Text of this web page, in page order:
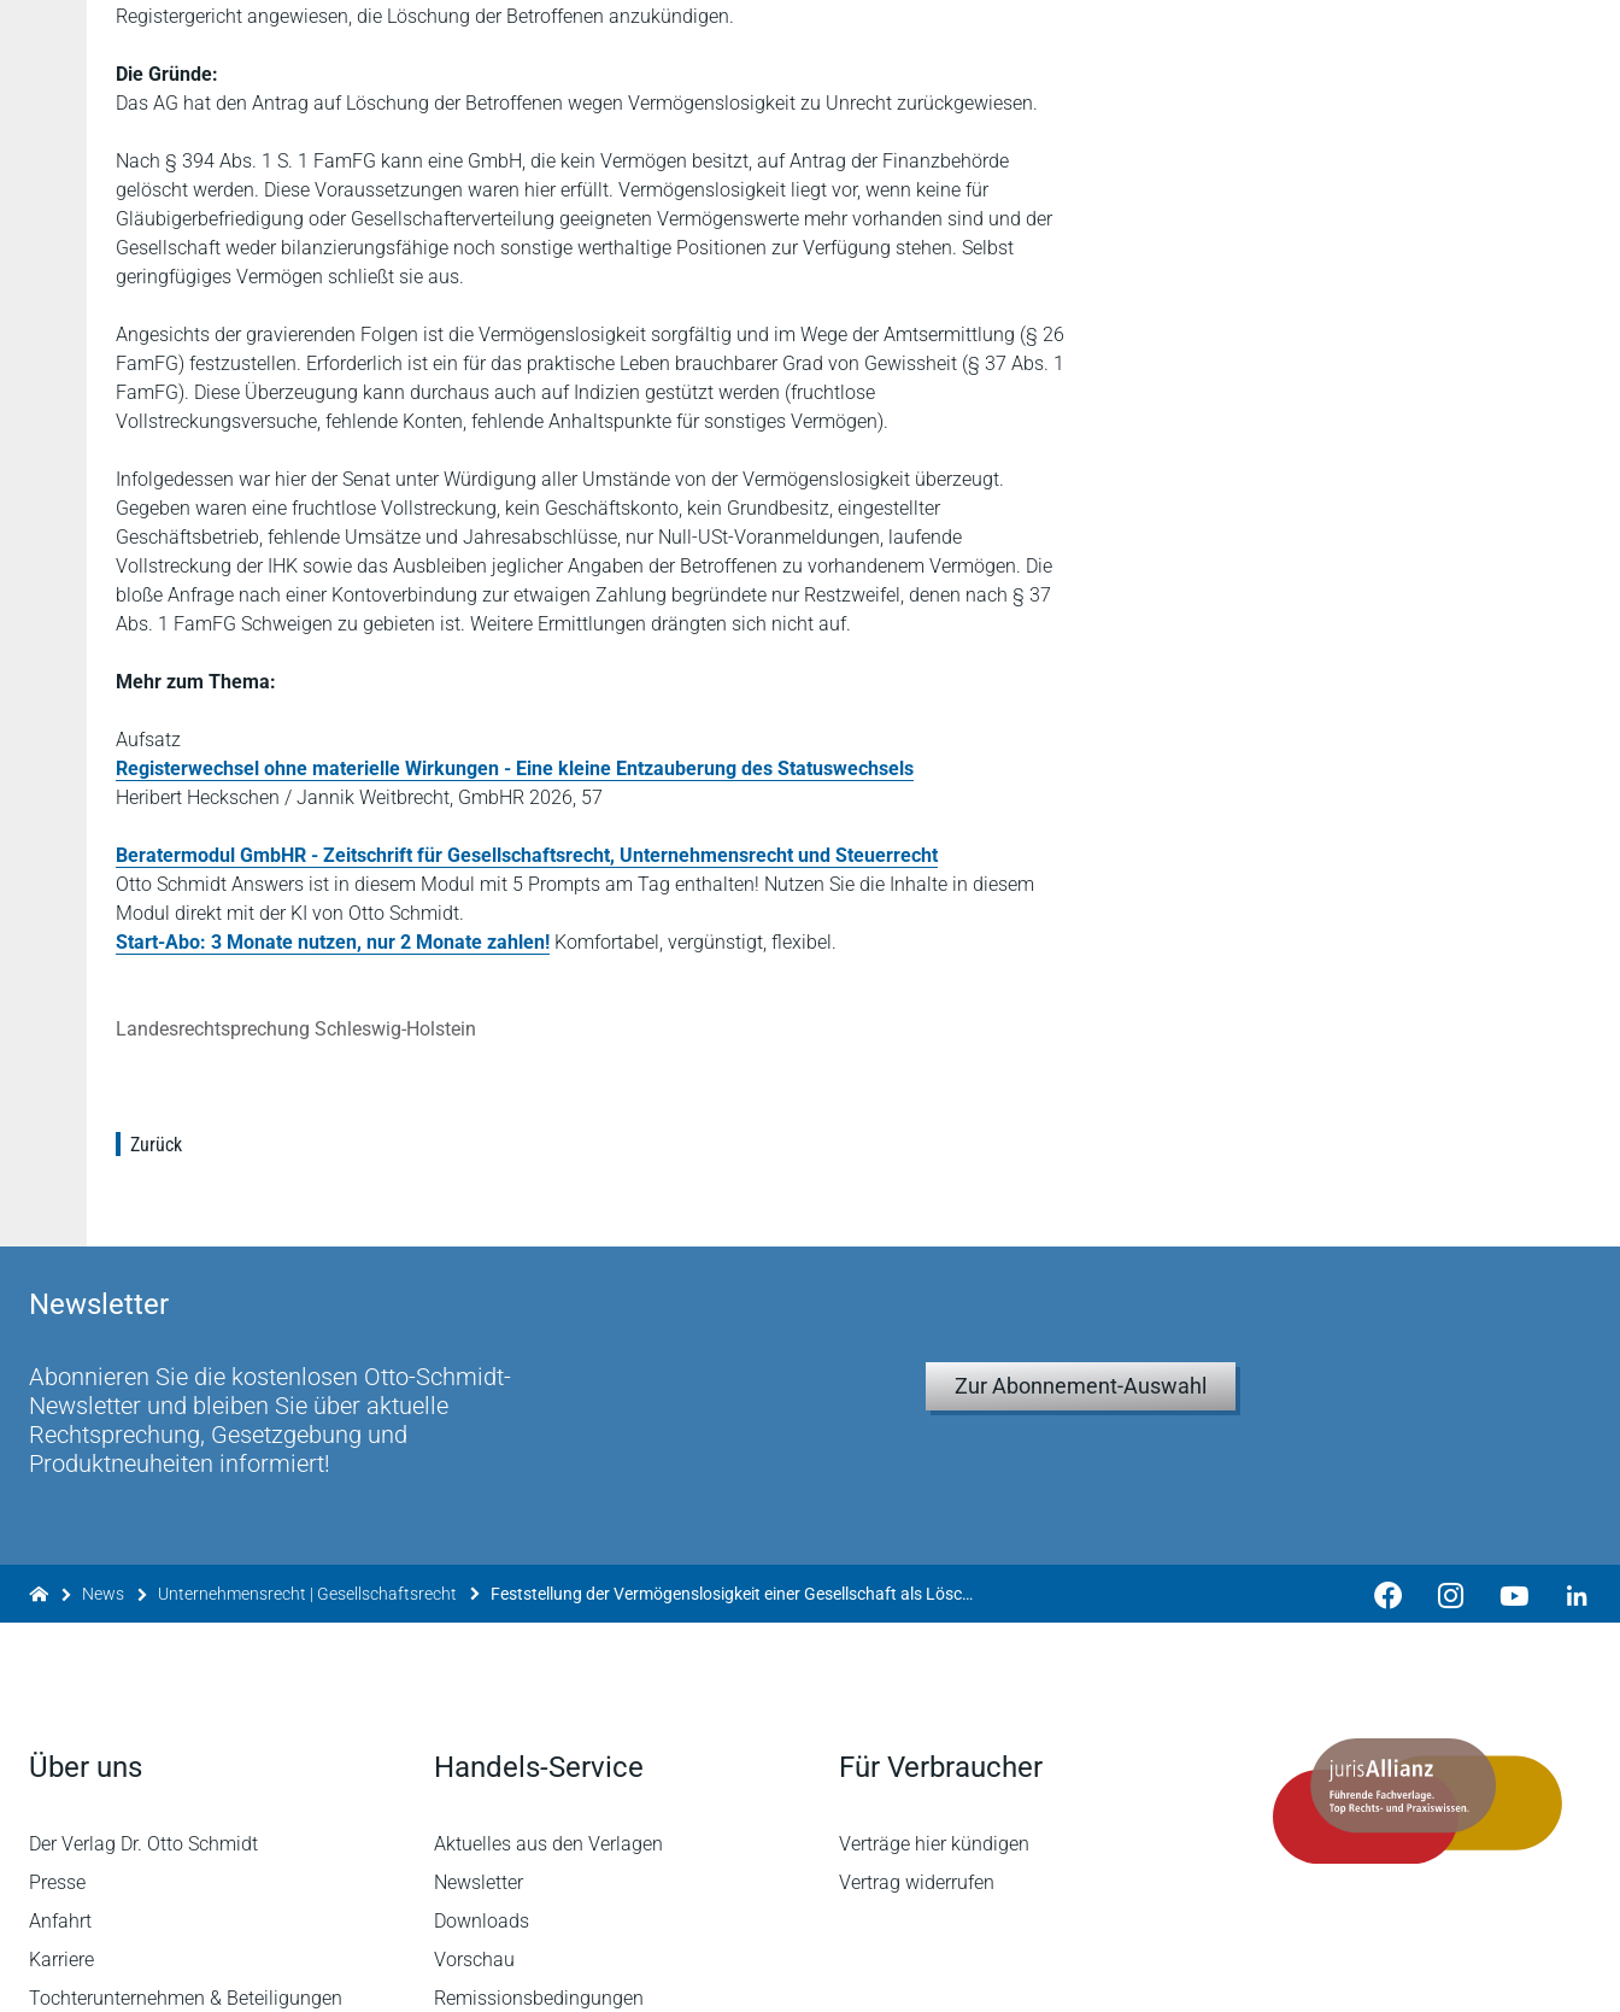
Registergericht angewiesen, die Löschung der Betroffenen anzukündigen.
Die Gründe:
Das AG hat den Antrag auf Löschung der Betroffenen wegen Vermögenslosigkeit zu Unrecht zurückgewiesen.
Nach § 394 Abs. 1 S. 1 FamFG kann eine GmbH, die kein Vermögen besitzt, auf Antrag der Finanzbehörde
gelöscht werden. Diese Voraussetzungen waren hier erfüllt. Vermögenslosigkeit liegt vor, wenn keine für
Gläubigerbefriedigung oder Gesellschafterverteilung geeigneten Vermögenswerte mehr vorhanden sind und der
Gesellschaft weder bilanzierungsfähige noch sonstige werthaltige Positionen zur Verfügung stehen. Selbst
geringfügiges Vermögen schließt sie aus.
Angesichts der gravierenden Folgen ist die Vermögenslosigkeit sorgfältig und im Wege der Amtsermittlung (§ 26
FamFG) festzustellen. Erforderlich ist ein für das praktische Leben brauchbarer Grad von Gewissheit (§ 37 Abs. 1
FamFG). Diese Überzeugung kann durchaus auch auf Indizien gestützt werden (fruchtlose
Vollstreckungsversuche, fehlende Konten, fehlende Anhaltspunkte für sonstiges Vermögen).
Infolgedessen war hier der Senat unter Würdigung aller Umstände von der Vermögenslosigkeit überzeugt.
Gegeben waren eine fruchtlose Vollstreckung, kein Geschäftskonto, kein Grundbesitz, eingestellter
Geschäftsbetrieb, fehlende Umsätze und Jahresabschlüsse, nur Null-USt-Voranmeldungen, laufende
Vollstreckung der IHK sowie das Ausbleiben jeglicher Angaben der Betroffenen zu vorhandenem Vermögen. Die
bloße Anfrage nach einer Kontoverbindung zur etwaigen Zahlung begründete nur Restzweifel, denen nach § 37
Abs. 1 FamFG Schweigen zu gebieten ist. Weitere Ermittlungen drängten sich nicht auf.
Mehr zum Thema:
Aufsatz
Registerwechsel ohne materielle Wirkungen - Eine kleine Entzauberung des Statuswechsels
Heribert Heckschen / Jannik Weitbrecht, GmbHR 2026, 57
Beratermodul GmbHR - Zeitschrift für Gesellschaftsrecht, Unternehmensrecht und Steuerrecht
Otto Schmidt Answers ist in diesem Modul mit 5 Prompts am Tag enthalten! Nutzen Sie die Inhalte in diesem
Modul direkt mit der KI von Otto Schmidt.
Start-Abo: 3 Monate nutzen, nur 2 Monate zahlen! Komfortabel, vergünstigt, flexibel.
Landesrechtsprechung Schleswig-Holstein
Zurück
Newsletter
Abonnieren Sie die kostenlosen Otto-Schmidt-
Newsletter und bleiben Sie über aktuelle
Rechtsprechung, Gesetzgebung und
Produktneuheiten informiert!
Zur Abonnement-Auswahl
News Unternehmensrecht | Gesellschaftsrecht Feststellung der Vermögenslosigkeit einer Gesellschaft als Löschungsvoraussetzung
Über uns
Der Verlag Dr. Otto Schmidt
Presse
Anfahrt
Karriere
Tochterunternehmen & Beteiligungen
Handels-Service
Aktuelles aus den Verlagen
Newsletter
Downloads
Vorschau
Remissionsbedingungen
Für Verbraucher
Verträge hier kündigen
Vertrag widerrufen